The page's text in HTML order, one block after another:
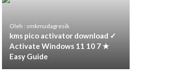
Oleh : smkmudagresik
kms pico activator download ✓
Activate Windows 11 10 7 ★
Easy Guide